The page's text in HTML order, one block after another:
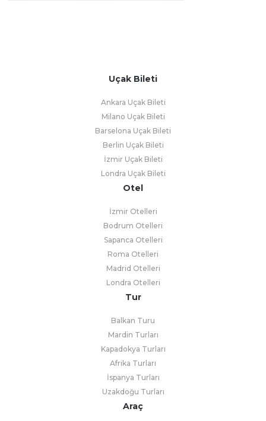
Uçak Bileti
Ankara Uçak Bileti
Milano Uçak Bileti
Barselona Uçak Bileti
Berlin Uçak Bileti
İzmir Uçak Bileti
Londra Uçak Bileti
Otel
İzmir Otelleri
Bodrum Otelleri
Sapanca Otelleri
Roma Otelleri
Madrid Otelleri
Londra Otelleri
Tur
Balkan Turu
Mardin Turları
Kapadokya Turları
Afrika Turları
İspanya Turları
Uzakdoğu Turları
Araç